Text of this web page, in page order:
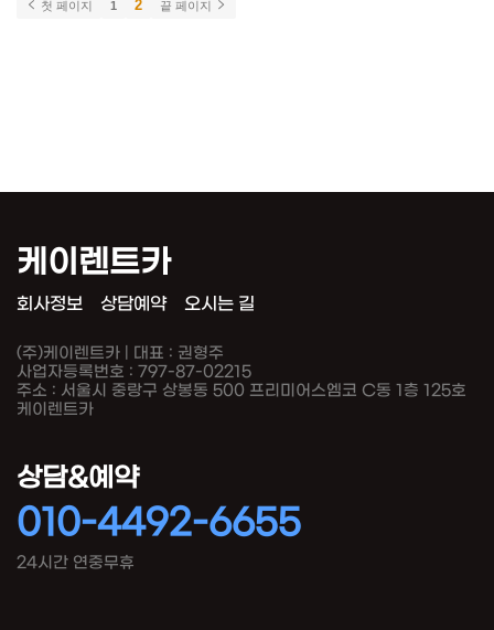
첫 페이지 1 2 끝 페이지
케이렌트카
회사정보 상담예약 오시는 길
(주)케이렌트카 | 대표 : 권형주
사업자등록번호 : 797-87-02215
주소 : 서울시 중랑구 상봉동 500 프리미어스엠코 C동 1층 125호
케이렌트카
상담&예약
010-4492-6655
24시간 연중무휴